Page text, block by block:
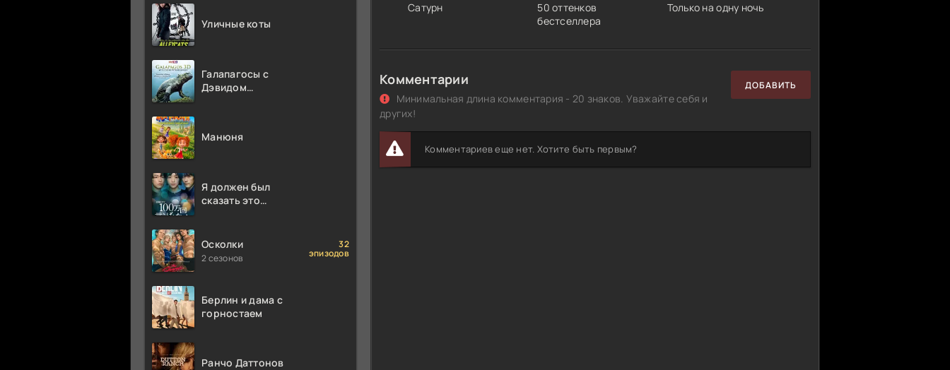
Уличные коты
Галапагосы с
Дэвидом
Манюня
Я должен был
сказать это
Осколки
2 сезонов
32
эпизодов
Берлин и дама с
горностаем
Ранчо Даттонов
Сатурн
50 оттенков
бестселлера
Только на одну ночь
Комментарии
Минимальная длина комментария - 20 знаков. Уважайте себя и
других!
ДОБАВИТЬ
Комментариев еще нет. Хотите быть первым?